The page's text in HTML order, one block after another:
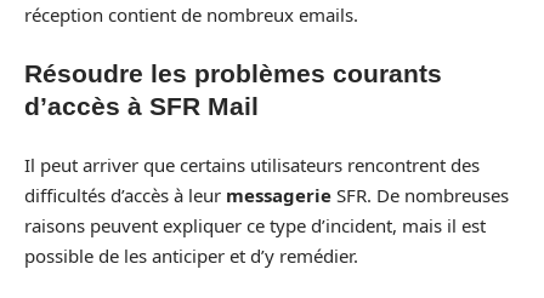
réception contient de nombreux emails.
Résoudre les problèmes courants
d’accès à SFR Mail
Il peut arriver que certains utilisateurs rencontrent des
difficultés d’accès à leur messagerie SFR. De nombreuses
raisons peuvent expliquer ce type d’incident, mais il est
possible de les anticiper et d’y remédier.